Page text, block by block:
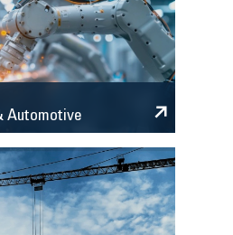
Automotive